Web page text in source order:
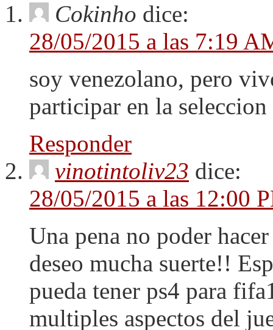
Cokinho dice:
28/05/2015 a las 7:19
soy venezolano, pero
participar en la
Responder
vinotintoliv23 dice:
28/05/2015 a las 12:00
Una pena no poder
deseo mucha suerte!!
pueda tener ps4 para
multiples aspectos del